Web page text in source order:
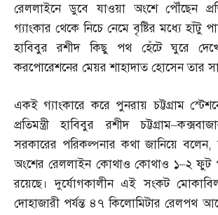
রেললাইনে ডুবে যাওয়া অংশে পৌঁছেন
গ্যাংকার থেকে নিচে নেমে বৃষ্টির মধ্যে হাঁটু
হাবিবুর রশীদ কিছু পথ হেঁটে ঘুরে
করপোরেশনের মেয়র শাহাদাত হোসেন তার
একই গ্যাংকারে করে পুনরায় চট্টগ্রাম
প্রতিমন্ত্রী হাবিবুর রশীদ চট্টগ্রাম–
সরকারের পরিকল্পনার কথা জানিয়ে বলেন,
অংশের রেললাইন কোথাও কোথাও ১–২ ফুট
রয়েছে। দুর্যোগকালীন এই সংকট
দোহাজারী পর্যন্ত ৪৭ কিলোমিটার রেলপথ